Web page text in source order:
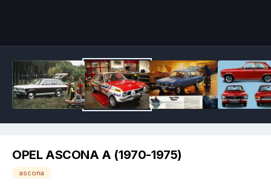
OPEL ASCONA A (1970-1975)
ascona